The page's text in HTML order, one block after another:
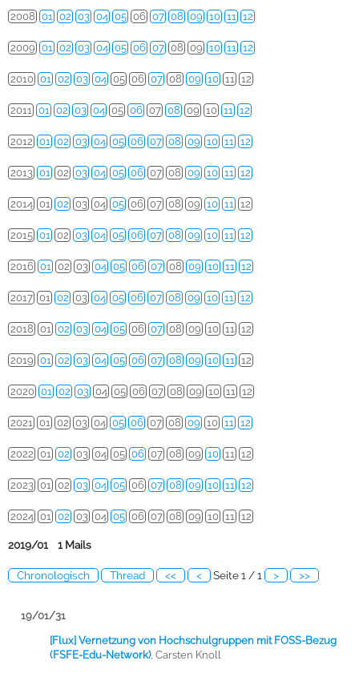
2008 01 02 03 04 05 06 07 08 09 10 11 12
2009 01 02 03 04 05 06 07 08 09 10 11 12
2010 01 02 03 04 05 06 07 08 09 10 11 12
2011 01 02 03 04 05 06 07 08 09 10 11 12
2012 01 02 03 04 05 06 07 08 09 10 11 12
2013 01 02 03 04 05 06 07 08 09 10 11 12
2014 01 02 03 04 05 06 07 08 09 10 11 12
2015 01 02 03 04 05 06 07 08 09 10 11 12
2016 01 02 03 04 05 06 07 08 09 10 11 12
2017 01 02 03 04 05 06 07 08 09 10 11 12
2018 01 02 03 04 05 06 07 08 09 10 11 12
2019 01 02 03 04 05 06 07 08 09 10 11 12
2020 01 02 03 04 05 06 07 08 09 10 11 12
2021 01 02 03 04 05 06 07 08 09 10 11 12
2022 01 02 03 04 05 06 07 08 09 10 11 12
2023 01 02 03 04 05 06 07 08 09 10 11 12
2024 01 02 03 04 05 06 07 08 09 10 11 12
2019/01 1 Mails
Chronologisch Thread << < Seite 1 / 1 > >>
19/01/31
[Flux] Vernetzung von Hochschulgruppen mit FOSS-Bezug
(FSFE-Edu-Network), Carsten Knoll